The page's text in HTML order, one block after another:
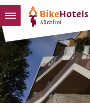
BIKEHOTELS
HOTELS &
TOUREN &
SÜDTIROL &